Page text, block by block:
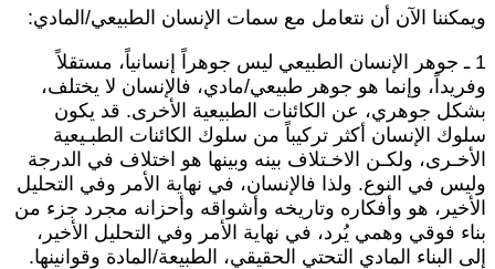
الآن أن نتعامل مع سمات الإنسان الطبيعي/المادي:
1 ـ جوهر الإنسان الطبيعي ليس جوهراً إنسانياً، مستقلاً
وإنما هو جوهر طبيعي/مادي، فالإنسان لا يختلف،
جوهري، عن الكائنات الطبيعية الأخرى. قد يكون
الإنسان أكثر تركيباً من سلوك الكائنات الطبـيعية
ولكـن الاخـتلاف بينه وبينها هو اختلاف في الدرجة
في النوع. ولذا فالإنسان، في نهاية الأمر وفي التحليل
هو وأفكاره وتاريخه وأشواقه وأحزانه مجرد جزء من
فوقي وهمي يُرد، في نهاية الأمر وفي التحليل الأخير،
البناء المادي التحتي الحقيقي، الطبيعة/المادة وقوانينها.